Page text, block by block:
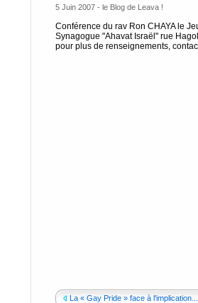
5 Juin 2007 - le Blog de Leava !
Conférence du rav Ron CHAYA le
Synagogue "Ahavat Israël" rue
pour plus de renseignements,
La « Gay Pride » face à l'implication...